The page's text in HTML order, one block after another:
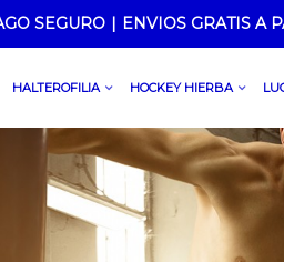
SEGURO | ENVIOS GRATIS A
HALTEROFILIA HOCKEY HIERBA